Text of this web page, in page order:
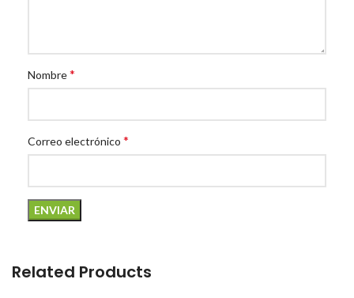
Nombre*
Correo electrónico *
Related Products